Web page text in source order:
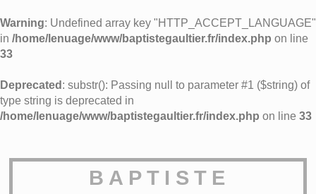
Warning: Undefined array key "HTTP_ACCEPT_LANGUAGE"
in /home/lenuage/www/baptistegaultier.fr/index.php on line
33
Deprecated : substr(): Passing null to parameter #1 ($string) of
type string is deprecated in
/home/lenuage/www/baptistegaultier.fr/index.php on line 33
BAPTISTE